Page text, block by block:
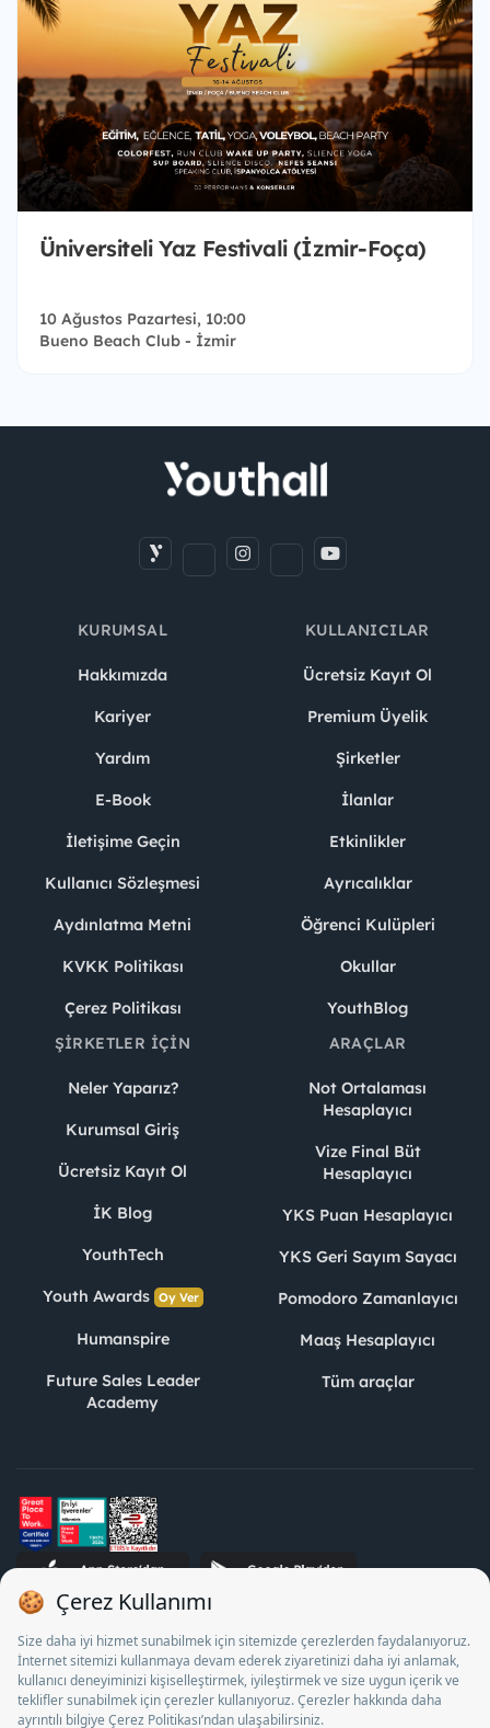
Üniversiteli Yaz Festivali (İzmir-Foça)
10 Ağustos Pazartesi, 10:00
Bueno Beach Club - İzmir
KURUMSAL
Hakkımızda
Kariyer
Yardım
E-Book
İletişime Geçin
Kullanıcı Sözleşmesi
Aydınlatma Metni
KVKK Politikası
Çerez Politikası
KULLANICILAR
Ücretsiz Kayıt Ol
Premium Üyelik
Şirketler
İlanlar
Etkinlikler
Ayrıcalıklar
Öğrenci Kulüpleri
Okullar
YouthBlog
ŞIRKETLER İÇIN
Neler Yaparız?
Kurumsal Giriş
Ücretsiz Kayıt Ol
İK Blog
YouthTech
Youth Awards Oy Ver
Humanspire
Future Sales Leader
Academy
ARAÇLAR
Not Ortalaması
Hesaplayıcı
Vize Final Büt
Hesaplayıcı
YKS Puan Hesaplayıcı
YKS Geri Sayım Sayacı
Pomodoro Zamanlayıcı
Maaş Hesaplayıcı
Tüm araçlar
STJ İnsan Kaynakları Bilişim ve Danışmanlık A.Ş. Özel İstihdam
Bürosu Olarak 13/05/2025 - 12/05/2028 tarihleri arasında
faaliyette bulunmak üzere, Türkiye İş Kurumu tarafından